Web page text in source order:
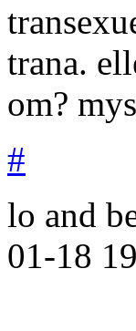
trana.
om?
#
lo and
01-18